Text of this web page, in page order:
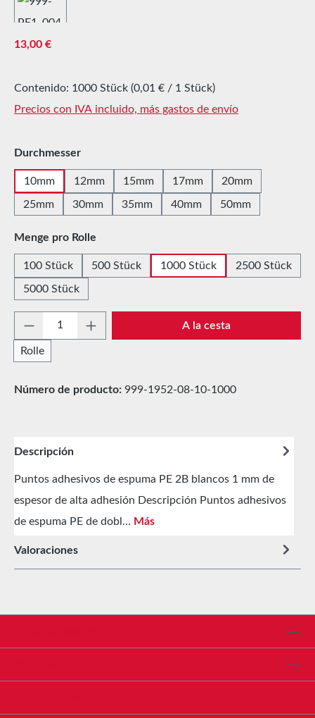
Precio normal:
13,00 €
Contenido: 1000 Stück (0,01 € / 1 Stück)
Precios con IVA incluido, más gastos de envío
Seleccione
Durchmesser
10mm 12mm 15mm 17mm 20mm
25mm 30mm 35mm 40mm 50mm
Seleccione
Menge pro Rolle
100 Stück 500 Stück 1000 Stück 2500 Stück
5000 Stück
Cantidad del producto: introduce la
Rolle
A la cesta
Número de producto: 999-1952-08-10-1000
Descripción
Puntos adhesivos de espuma PE 2B blancos 1 mm de
espesor de alta adhesión Descripción Puntos adhesivos
de espuma PE de dobl… Más
Valoraciones